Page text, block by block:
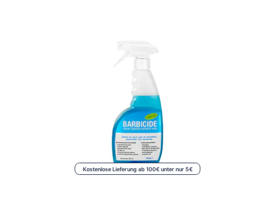
Kostenlose Lieferung ab 100€ unter nur 5€